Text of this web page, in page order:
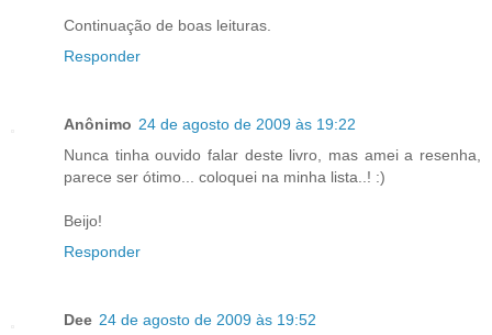
Continuação de boas leituras.
Responder
Anônimo 24 de agosto de 2009 às 19:22
Nunca tinha ouvido falar deste livro, mas amei a resenha,
parece ser ótimo... coloquei na minha lista..! :)
Beijo!
Responder
Dee 24 de agosto de 2009 às 19:52